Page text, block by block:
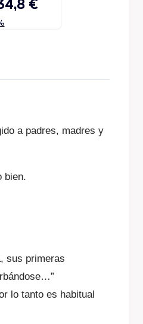
a padres, madres y
bien.
sus primeras
lo tanto es habitual